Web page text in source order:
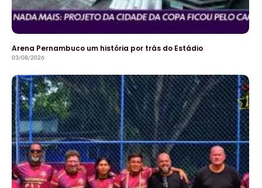
Arena Pernambuco um história por trás do Estádio
03/08/2026